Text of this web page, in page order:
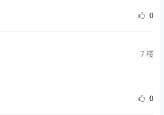
0
7 楼
0